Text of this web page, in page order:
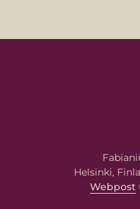
Helsinki,
Webpost